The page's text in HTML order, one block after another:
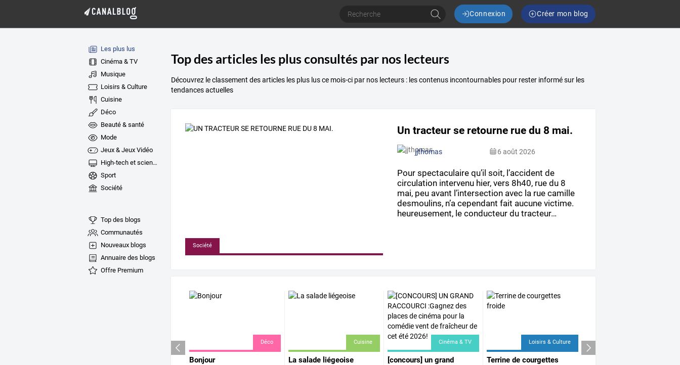
Connexion Créer mon blog
Les plus lus
Cinéma & TV
Musique
Loisirs & Culture
Cuisine
Déco
Beauté & santé
Mode
Jeux & Jeux Vidéo
High-tech et sciences
Sport
Société
Top des blogs
Communautés
Nouveaux blogs
Annuaire des blogs
Offre Premium
Top des articles les plus consultés par nos lecteurs
Découvrez le classement des articles les plus lus ce mois-ci par nos lecteurs : les contenus incontournables pour rester informé sur les
tendances actuelles
Société
Un tracteur se retourne rue du 8 mai.
jjthomas 6 août 2026
Pour spectaculaire qu’il soit, l’accident de
circulation intervenu hier, vers 8h40, rue du 8
mai, peu avant l’intersection avec la rue camille
desmoulins, n’a cependant fait aucune victime.
heureusement, le conducteur du tracteur…
Déco
Bonjour
Cuisine
La salade liégeoise
Cinéma & TV
[concours] ungrand
Loisirs & Culture
Terrine de courgettes